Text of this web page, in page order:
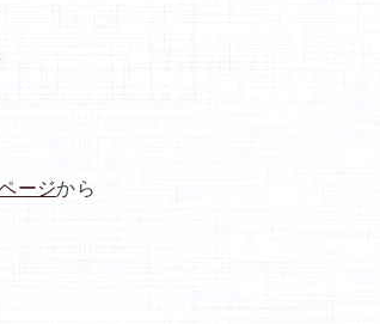
ージから